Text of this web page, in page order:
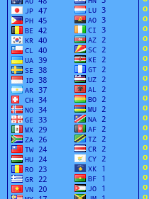
o
o
o
o
o
o
o
o
o
o
o
o
o
o
o
o
o
o
o
o